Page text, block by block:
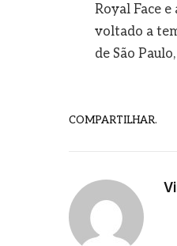
Royal Face
voltado a
de São
COMPARTILHAR.